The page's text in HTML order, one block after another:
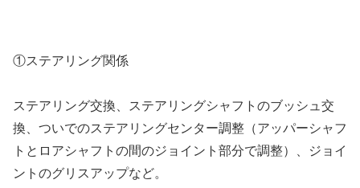
①ステアリング関係
ステアリング交換、ステアリングシャフトのブッシュ交
換、ついでのステアリングセンター調整（アッパーシャフ
トとロアシャフトの間のジョイント部分で調整）、ジョイ
ントのグリスアップなど。